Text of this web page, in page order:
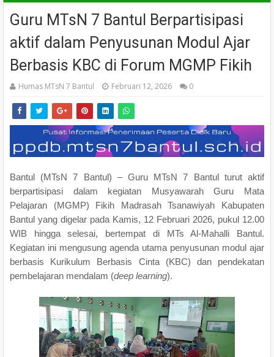
Guru MTsN 7 Bantul Berpartisipasi
aktif dalam Penyusunan Modul Ajar
Berbasis KBC di Forum MGMP Fikih
Humas MTsN 7 Bantul Februari 12, 2026 0
Bantul (MTsN 7 Bantul) – Guru MTsN 7 Bantul turut aktif
berpartisipasi dalam kegiatan Musyawarah Guru Mata
Pelajaran (MGMP) Fikih Madrasah Tsanawiyah Kabupaten
Bantul yang digelar pada Kamis, 12 Februari 2026, pukul 12.00
WIB hingga selesai, bertempat di MTs Al-Mahalli Bantul.
Kegiatan ini mengusung agenda utama penyusunan modul ajar
berbasis Kurikulum Berbasis Cinta (KBC) dan pendekatan
pembelajaran mendalam (deep learning).